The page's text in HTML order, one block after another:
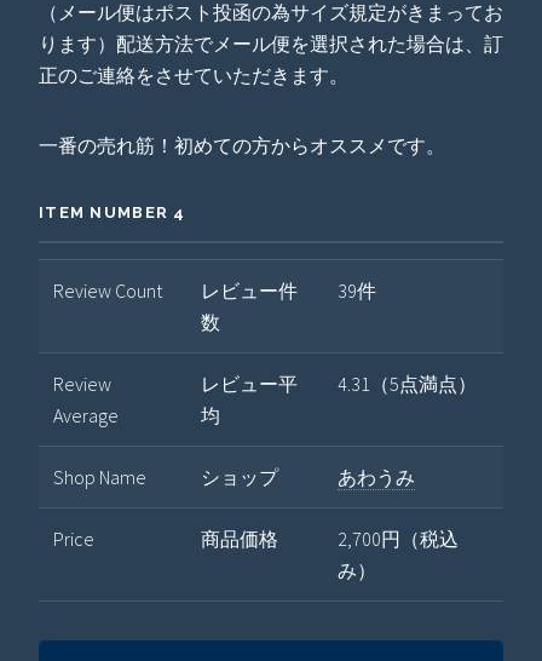
（メール便はポスト投函の為サイズ規定がきまってお
ります）配送方法でメール便を選択された場合は、訂
正のご連絡をさせていただきます。
一番の売れ筋！初めての方からオススメです。
ITEM NUMBER 4
Review Count
レビュー件
数
39件
Review
Average
レビュー平
均
4.31（5点満点）
Shop Name ショップ あわうみ
Price 商品価格
2,700円（税込
み）